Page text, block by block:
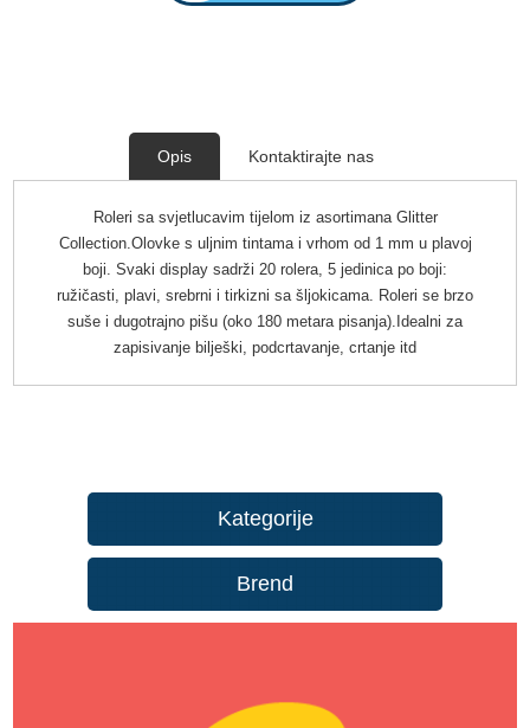
Opis Kontaktirajte nas
Roleri sa svjetlucavim tijelom iz asortimana Glitter
Collection.Olovke s uljnim tintama i vrhom od 1 mm u plavoj
boji. Svaki display sadrži 20 rolera, 5 jedinica po boji:
ružičasti, plavi, srebrni i tirkizni sa šljokicama. Roleri se brzo
suše i dugotrajno pišu (oko 180 metara pisanja).Idealni za
zapisivanje bilješki, podcrtavanje, crtanje itd
Kategorije
Brend